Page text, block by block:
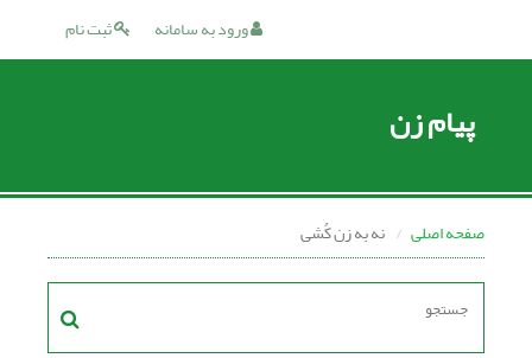
ثبت نام ورود به سامانه
پیام زن
صفحه اصلی نه به زن کُشی